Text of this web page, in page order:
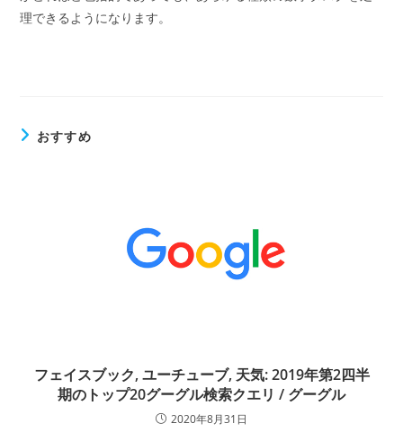
理できるようになります。
おすすめ
フェイスブック, ユーチューブ, 天気: 2019年第2四半
期のトップ20グーグル検索クエリ / グーグル
2020年8月31日